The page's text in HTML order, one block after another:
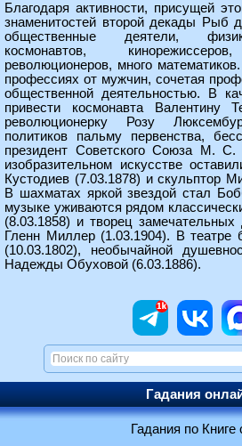
Благодаря активности, присущей
знаменитостей второй декады Рыб
общественные деятели,
космонавтов,
революционеров, много
профессиях от мужчин, сочетая
общественной деятельностью. В
привести космонавта Валентину
революционерку Розу
политиков пальму первенства,
президент Советского Союза М. С.
изобразительном искусстве
Кустодиев (7.03.1878) и скульптор
В шахматах яркой звездой стал
музыке уживаются рядом
(8.03.1858) и творец
Гленн Миллер (1.03.1904). В театре
(10.03.1802), необычайной
Надежды Обуховой (6.03.1886).
Гадания
Гадания по Книге